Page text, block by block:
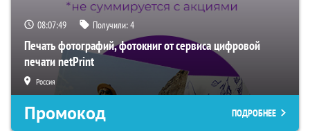
08:07:48 Получили:4
Печать фотографий, фотокниг от сервиса цифровой
печати netPrint
Россия
Промокод ПОДРОБНЕЕ